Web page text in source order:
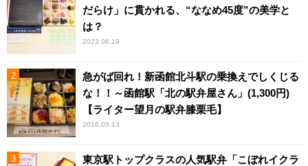
だらけ」に貫かれる、“ななめ45度”の美学と
は？
2023.06.19
急がば回れ！新函館北斗駅の乗換えでしくじる
な！！～函館駅「北の駅弁屋さん」(1,300円)
【ライター望月の駅弁膝栗毛】
2016.05.13
東京駅トップクラスの人気駅弁「こぼれイクラ